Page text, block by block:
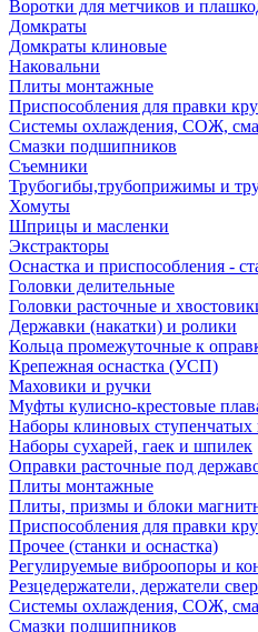
Воротки для метчиков и
Домкраты
Домкраты клиновые
Наковальни
Плиты монтажные
Приспособления для правки
Системы охлаждения, СОЖ,
Смазки подшипников
Съемники
Трубогибы,трубоприжимы и
Хомуты
Шприцы и масленки
Экстракторы
Оснастка и приспособления -
Головки делительные
Головки расточные и
Державки (накатки) и ролики
Кольца промежуточные к
Крепежная оснастка (УСП)
Маховики и ручки
Муфты кулисно-крестовые
Наборы клиновых
Наборы сухарей, гаек и шпилек
Оправки расточные под
Плиты монтажные
Плиты, призмы и блоки
Приспособления для правки
Прочее (станки и оснастка)
Регулируемые виброопоры и
Резцедержатели, держатели
Системы охлаждения, СОЖ,
Смазки подшипников